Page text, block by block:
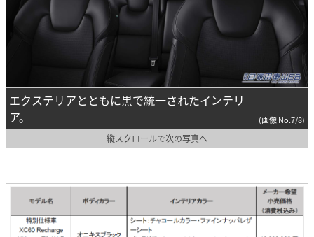
エクステリアとともに黒で統一されたインテリ
ア。
(画像 No.7/8)
縦スクロールで次の写真へ